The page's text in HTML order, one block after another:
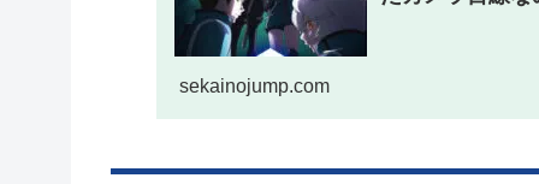
sekainojump.com